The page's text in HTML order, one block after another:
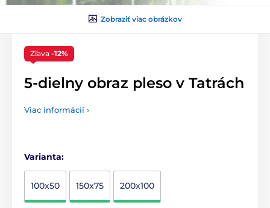
Zobraziť viac obrázkov
Zľava -12%
5-dielny obraz pleso v Tatrách
Viac informácií ›
Varianta:
100x50 150x75 200x100